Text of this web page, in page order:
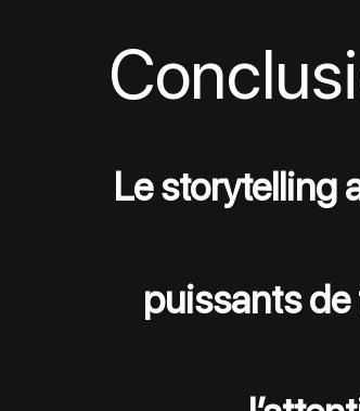
Le storytelling
puissants